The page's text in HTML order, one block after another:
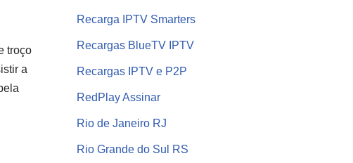
troço
a
Recarga IPTV Smarters
Recargas BlueTV IPTV
Recargas IPTV e P2P
RedPlay Assinar
Rio de Janeiro RJ
Rio Grande do Sul RS